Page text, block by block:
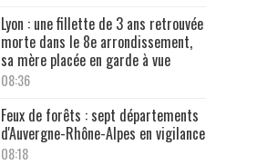
Lyon : une fillette de 3 ans retrouvée
morte dans le 8e arrondissement,
sa mère placée en garde à vue
08:36
Feux de forêts : sept départements
d'Auvergne-Rhône-Alpes en vigilance
08:18